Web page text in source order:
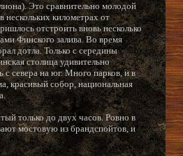
Это сравнительно молодой
километрах от
отстроить вновь несколько
Финского залива. Во время
дотла. Только с середины
столица удивительно
с севера на юг. Много парков, и в
красивый собор, национальная
только до двух часов. Ровно в
мостовую из брандспойтов, и